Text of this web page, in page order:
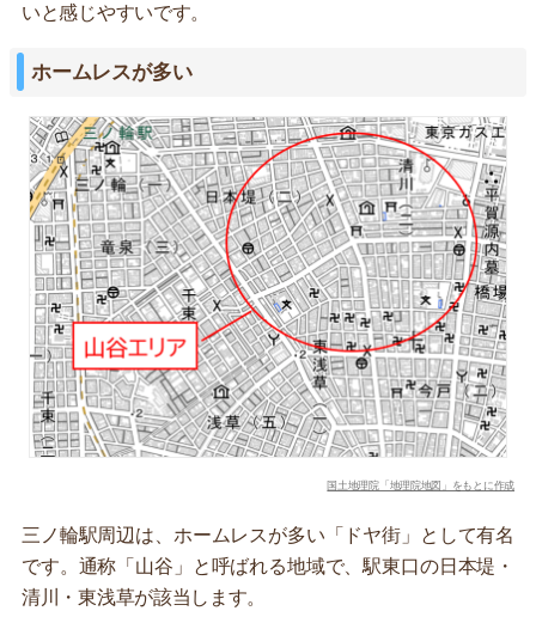
いと感じやすいです。
ホームレスが多い
国土地理院「地理院地図」をもとに作成
三ノ輪駅周辺は、ホームレスが多い「ドヤ街」として有名
です。通称「山谷」と呼ばれる地域で、駅東口の日本堤・
清川・東浅草が該当します。